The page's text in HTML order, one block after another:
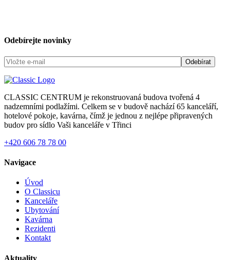
Odebírejte novinky
CLASSIC CENTRUM je rekonstruovaná budova tvořená 4
nadzemními podlažími. Celkem se v budově nachází 65 kanceláří,
hotelové pokoje, kavárna, čímž je jednou z nejlépe připravených
budov pro sídlo Vaši kanceláře v Třinci
+420 606 78 78 00
Navigace
Úvod
O Classicu
Kanceláře
Ubytování
Kavárna
Rezidenti
Kontakt
Aktuality